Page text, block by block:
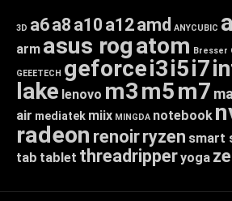
3D a6a8 a10 a12amd ANYCUBIC
arm asus rogatom Bresser
GEEETECH geforcei3i5i7
lake lenovo m3m5m7
air mediatek miix MINGDA notebook
radeon renoirryzen smart
tab tablet threadripperyoga